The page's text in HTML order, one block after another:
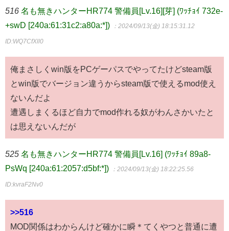
516 名も無きハンターHR774 警備員[Lv.16][芽] (ﾜｯﾁｮｲ 732e-
+swD [240a:61:31c2:a80a:*])
：2024/09/13(金) 18:15:31.12
ID:WQ7CfXll0
俺まさしくwin版をPCゲーパスでやってたけどsteam版
とwin版でバージョン違うからsteam版で使えるmod使え
ないんだよ
遭遇しまくるほど自力でmod作れる奴がわんさかいたと
は思えないんだが
525 名も無きハンターHR774 警備員[Lv.16] (ﾜｯﾁｮｲ 89a8-
PsWq [240a:61:2057:d5bf:*])
：2024/09/13(金) 18:22:25.56
ID:kvraF2Nv0
>>516
MOD関係はわからんけど確かに瞬＊てくやつと普通に遭